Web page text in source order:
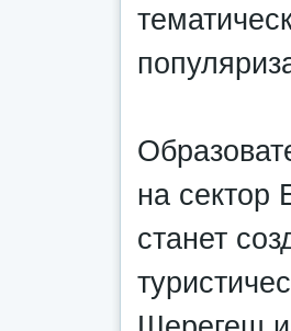
на сектор
станет